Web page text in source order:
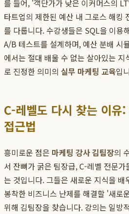
를 들어, '객단가가 낮은 이커머스의
타트업의 제한된 예산 내 그로스 해킹
를 다룹니다. 수강생들은 SQL을 이용
A/B 테스트를 설계하며, 예산 분배 시
에서는 절대 배울 수 없는 살아있는
로 진정한 의미의 실무 마케팅 교육입
C-레벨도 다시 찾는 이유
접근법
흥미로운 점은 마케팅 강사 김팀장의
서 잔뼈가 굵은 팀장급, C-레벨 전문
는 것입니다. 그들은 새로운 지식을 배
봉착한 비즈니스 난제를 해결할 '새로
위해 김팀장을 찾습니다. 강의는 일방